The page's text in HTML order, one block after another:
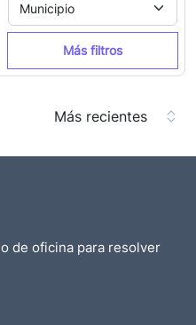
Más filtros
de oficina para resolver